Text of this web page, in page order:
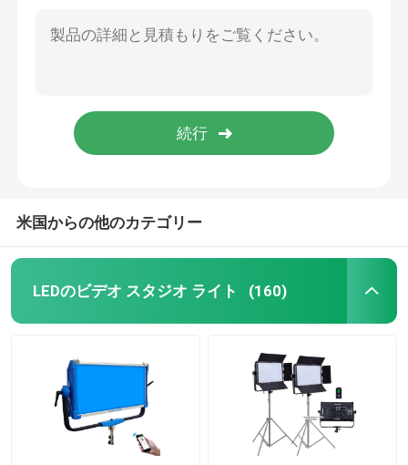
RGB LEDのビデオ ライト
LEDハーフムーンライト
日光の写真撮影ライト
映画撮影所ライト
携帯用LEDのフィルム ライト
米国からの他のカテゴリー
LEDのビデオ スタジオ ライト (160)